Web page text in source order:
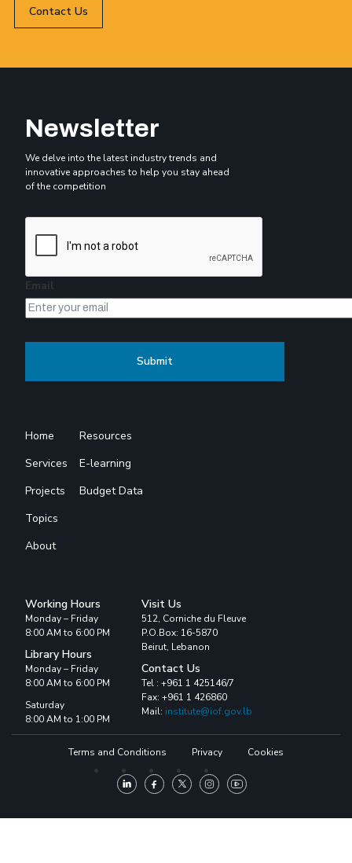
Contact Us
Newsletter
We delve into the latest industry trends and
innovative approaches to help you stay ahead
of the competition
Email
Home
Services
Projects
Topics
About
Resources
E-learning
Budget Data
Working Hours
Monday – Friday
8:00 AM to 6:00 PM
Library Hours
Monday – Friday
8:00 AM to 6:00 PM
Saturday
8:00 AM to 1:00 PM
Visit Us
512, Corniche du Fleuve
P.O.Box: 16-5870
Beirut, Lebanon
Contact Us
Tel : +961 1 425146/7
Fax: +961 1 426860
Mail: institute@iof.gov.lb
Terms and Conditions Privacy Cookies